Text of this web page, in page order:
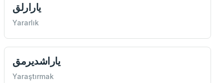
يارارلق
Yararlık
ياراشدیرمق
Yaraştırmak